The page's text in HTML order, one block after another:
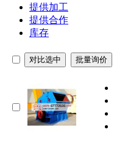
提供加工
提供合作
库存